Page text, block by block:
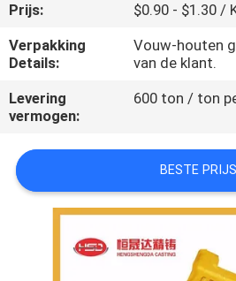
CONTACTEER
ONS
VERZOEK
OM
EEN
CITAAT
SITEMAP
Prijs:
$0.90 - $1.30 /
Verpakking
Details:
Vouw-houten
van de klant.
Levering
vermogen:
600 ton / ton
BESTE PRIJS